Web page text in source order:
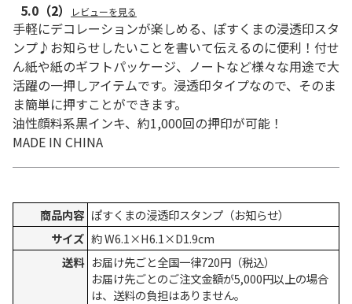
5.0 （2） レビューを見る
手軽にデコレーションが楽しめる、ぽすくまの浸透印スタ
ンプ♪お知らせしたいことを書いて伝えるのに便利！付せ
ん紙や紙のギフトパッケージ、ノートなど様々な用途で大
活躍の一押しアイテムです。浸透印タイプなので、そのま
ま簡単に押すことができます。
油性顔料系黒インキ、約1,000回の押印が可能！
MADE IN CHINA
商品内容 ぽすくまの浸透印スタンプ（お知らせ）
サイズ 約 W6.1×H6.1×D1.9cm
送料 お届け先ごと全国一律720円（税込）
お届け先ごとのご注文金額が5,000円以上の場合
は、送料の負担はありません。